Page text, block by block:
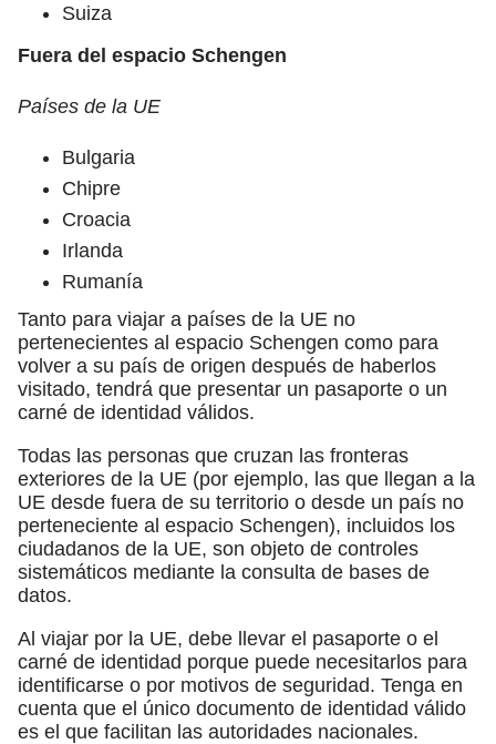
Suiza
Fuera del espacio Schengen
Países de la UE
Bulgaria
Chipre
Croacia
Irlanda
Rumanía
Tanto para viajar a países de la UE no
pertenecientes al espacio Schengen como para
volver a su país de origen después de haberlos
visitado, tendrá que presentar un pasaporte o un
carné de identidad válidos.
Todas las personas que cruzan las fronteras
exteriores de la UE (por ejemplo, las que llegan a la
UE desde fuera de su territorio o desde un país no
perteneciente al espacio Schengen), incluidos los
ciudadanos de la UE, son objeto de controles
sistemáticos mediante la consulta de bases de
datos.
Al viajar por la UE, debe llevar el pasaporte o el
carné de identidad porque puede necesitarlos para
identificarse o por motivos de seguridad. Tenga en
cuenta que el único documento de identidad válido
es el que facilitan las autoridades nacionales.